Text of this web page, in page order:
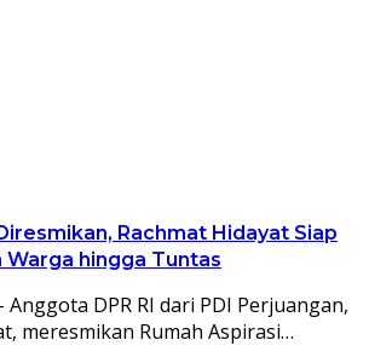
Rachmat Hidayat Siap
Warga hingga Tuntas
Anggota DPR RI dari PDI Perjuangan,
meresmikan Rumah Aspirasi…